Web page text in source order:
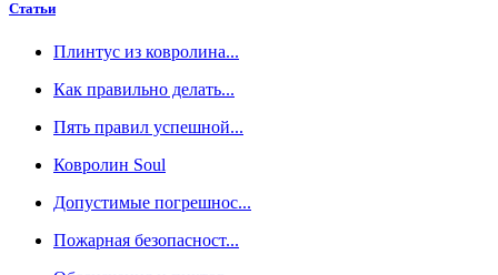
Статьи
Плинтус из ковролина...
Как правильно делать...
Пять правил успешной...
Ковролин Soul
Допустимые погрешнос...
Пожарная безопасност...